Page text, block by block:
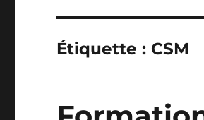
Étiquette : CSM